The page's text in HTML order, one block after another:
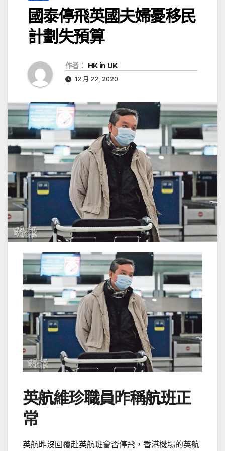
國泰停飛英國夫婦憂移民
計劃失預算
作者： HK in UK
12 月 22, 2020
英航維珍職員昨稱航班正
常
英航昨沒回覆赴英航班會否停飛，香港機場的英航